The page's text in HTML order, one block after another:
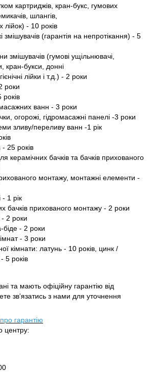
картриджів, кран-букс, гумових
шлангів,
лійок) - 10 років
змішувачів (гарантія на непротікання) - 5
змішувачів (гумові ущільнювачі,
кран-букси, донні
лiйки і т.д.) - 2 роки
роки
ванн - 3 роки
огорожі, гідромасажні панелі -3 роки
зливу/переливу ванн -1 рік
25 років
керамічних бачків та бачків прихованого
монтажу, монтажні елементи -
1 рік
бачків прихованого монтажу - 2 роки
2 роки
бiде - 2 роки
- 3 роки
кімнати: латунь - 10 років, цинк /
5 років
та мають офіційну гарантію від
зв’язатись з нами для уточнення
гарантію
центру: